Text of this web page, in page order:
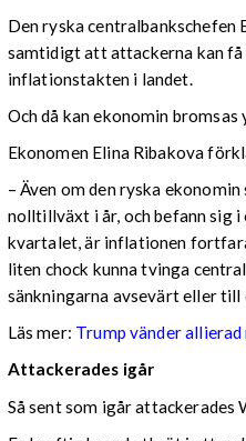
Den ryska
samtidigt att attackerna kan få
inflationstakten i landet.
Och då kan ekonomin
Ekonomen Elina Ribakova
– Även om den ryska
nolltillväxt i år, och befann sig
kvartalet, är inflationen
liten chock kunna tvinga
sänkningarna avsevärt eller till
Läs mer: Trump vänder
Attackerades igår
Så sent som igår attackerades